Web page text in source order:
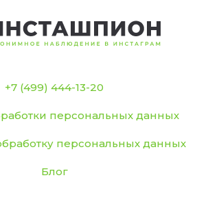
+7 (499) 444-13-20
персональных данных
персональных данных
Блог